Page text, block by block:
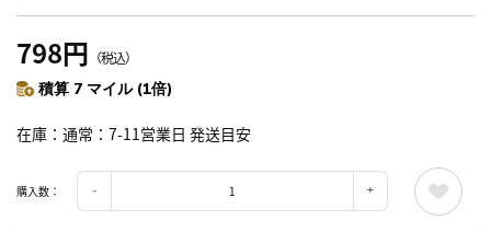
798円 （税込）
積算 7 マイル (1倍)
在庫 通常：7-11営業日 発送目安
購入数：